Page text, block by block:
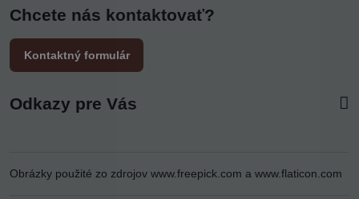
Chcete nás kontaktovať?
Kontaktný formulár
Odkazy pre Vás
Obrázky použité zo zdrojov www.freepick.com a www.flaticon.com